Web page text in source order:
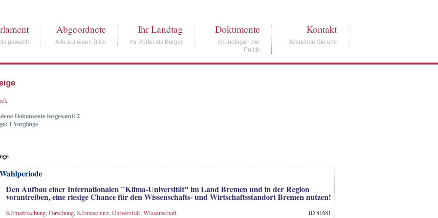
gewählt
Abgeordnete
Alle auf einen Blick
Ihr Landtag
Ihr Portal als Bürger
Dokumente
Grundlagen der
Politik
Kontakt
Besuchen Sie uns
Dokumente insgesamt: 2
1 Vorgänge
Den Aufbau einer Internationalen "Klima-Universität" im Land Bremen und in der Region
vorantreiben, eine riesige Chance für den Wissenschafts- und Wirtschaftsstandort Bremen nutzen!
Klimaforschung,Forschung,Klimaschutz,Universität,Wissenschaft
ID 81681